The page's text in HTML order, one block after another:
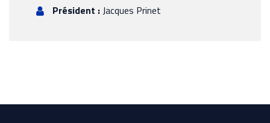
Président : Jacques Prinet